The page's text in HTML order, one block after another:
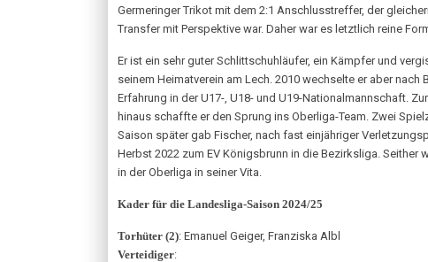
Germeringer Trikot mit dem 2:1 Anschlusstreffer, der
Transfer mit Perspektive war. Daher war es letztlich reine
Er ist ein sehr guter Schlittschuhläufer, ein Kämpfer und
seinem Heimatverein am Lech. 2010 wechselte er aber
Erfahrung in der U17-, U18- und U19-Nationalmannschaft.
hinaus schaffte er den Sprung ins Oberliga-Team. Zwei
Saison später gab Fischer, nach fast einjähriger
Herbst 2022 zum EV Königsbrunn in die Bezirksliga. Seither
in der Oberliga in seiner Vita.
Kader für die Landesliga-Saison 2024/25
Torhüter (2): Emanuel Geiger, Franziska Albl
Verteidiger: